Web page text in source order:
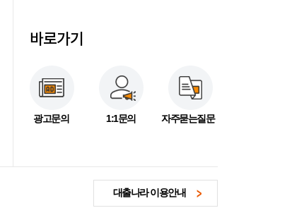
바로가기
광고문의 1:1문의 자주묻는질문
대출나라 이용안내